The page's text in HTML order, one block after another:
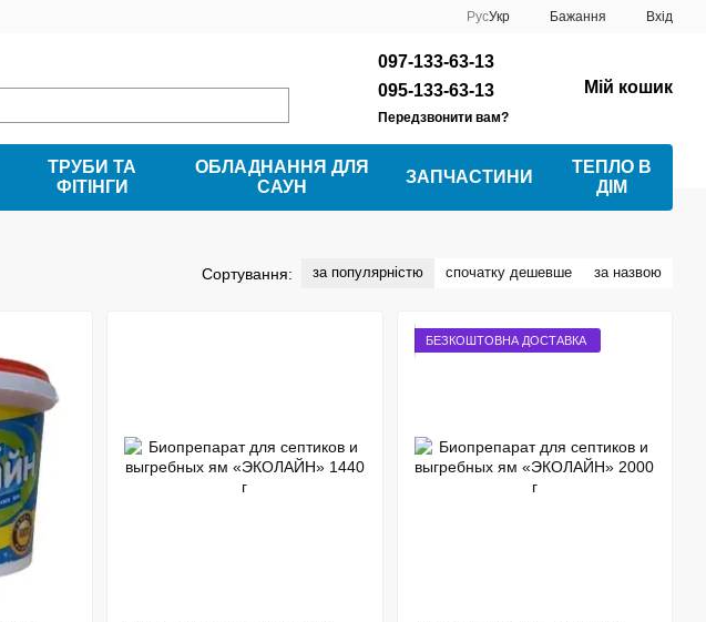
РусУкр Бажання Вхід
097-133-63-13
095-133-63-13
Передзвонити вам?
Мій кошик
ТРУБИ ТА
ФІТІНГИ
ОБЛАДНАННЯ ДЛЯ
САУН
ЗАПЧАСТИНИ
ТЕПЛО В
ДІМ
Сортування: за популярністю спочатку дешевше за назвою
БЕЗКОШТОВНА ДОСТАВКА